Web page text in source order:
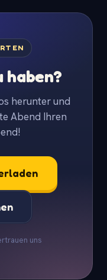
haben?
herunter und
Abend Ihren
uns